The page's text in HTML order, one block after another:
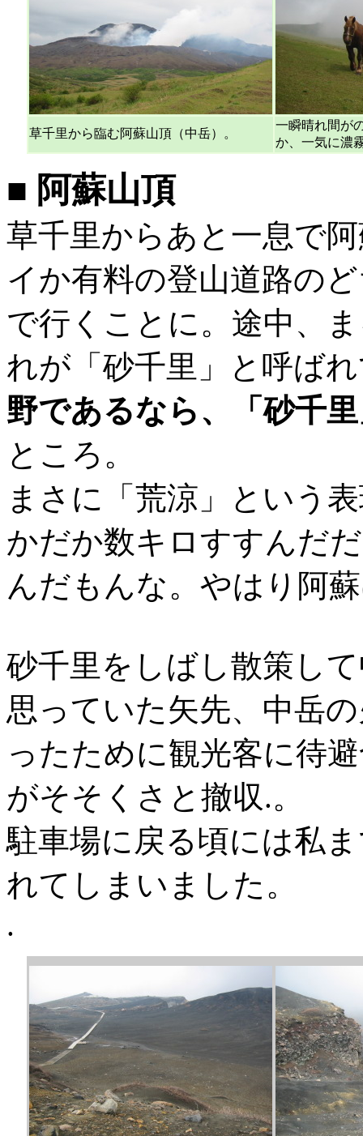
草千里から臨む阿蘇山頂（中岳）。
一瞬晴れ間が
か、一気に濃
■ 阿蘇山頂
草千里からあと一息で
イか有料の登山道路の
で行くことに。途中、
れが「砂千里」と呼ば
野であるなら、「砂千
ところ。
まさに「荒涼」という
かだか数キロすすんだ
んだもんな。やはり阿
砂千里をしばし散策し
思っていた矢先、中岳
ったために観光客に待
がそそくさと撤収.。
駐車場に戻る頃には私
れてしまいました。
.